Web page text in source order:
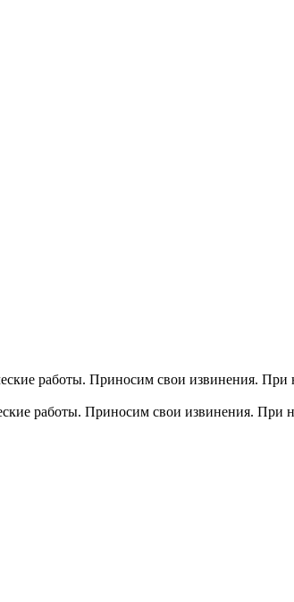
работы. Приносим свои извинения. При
работы. Приносим свои извинения. При